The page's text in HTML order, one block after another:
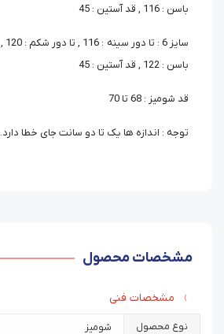
باسن : 116 , قد آستین : 45
باسن : 122 , قد آستین : 45
قد شومیز : 68 تا 70
توجه : اندازه ها یک تا دو سانت جای خطا دارد.
مشخصات محصول
مشخصات فنی
نوع محصول شومیز